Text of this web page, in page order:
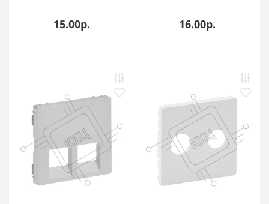
15.00р.
панель для розеток ТВ.
Valena LIFE. Белая
16.00р.